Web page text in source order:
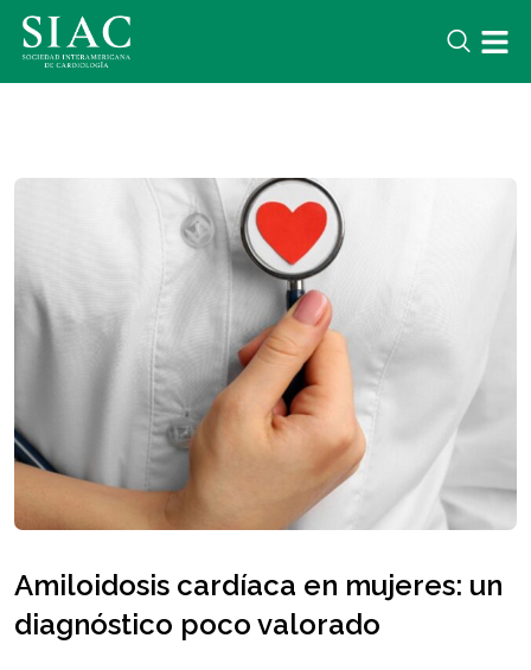
Amiloidosis cardíaca en mujeres: un
diagnóstico poco valorado